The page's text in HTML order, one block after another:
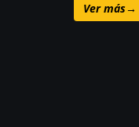
Ver más→